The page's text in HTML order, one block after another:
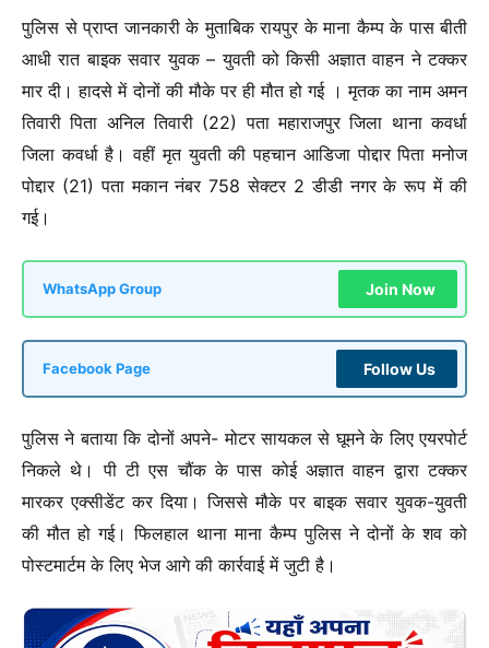
पुलिस से प्राप्त जानकारी के मुताबिक रायपुर के माना कैम्प के पास बीती
आधी रात बाइक सवार युवक – युवती को किसी अज्ञात वाहन ने टक्कर
मार दी। हादसे में दोनों की मौके पर ही मौत हो गई । मृतक का नाम अमन
तिवारी पिता अनिल तिवारी (22) पता महाराजपुर जिला थाना कवर्धा
जिला कवर्धा है। वहीं मृत युवती की पहचान आडिजा पोद्दार पिता मनोज
पोद्दार (21) पता मकान नंबर 758 सेक्टर 2 डीडी नगर के रूप में की
गई।
WhatsApp Group Join Now
Facebook Page Follow Us
पुलिस ने बताया कि दोनों अपने- मोटर सायकल से घूमने के लिए एयरपोर्ट
निकले थे। पी टी एस चौंक के पास कोई अज्ञात वाहन द्वारा टक्कर
मारकर एक्सीडेंट कर दिया। जिससे मौके पर बाइक सवार युवक-युवती
की मौत हो गई। फिलहाल थाना माना कैम्प पुलिस ने दोनों के शव को
पोस्टमार्टम के लिए भेज आगे की कार्रवाई में जुटी है।